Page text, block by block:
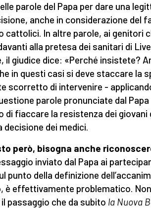
parole del Papa per dare una
anche in considerazione del
cattolici. In altre parole, ai genitori
alla pretesa dei sanitari di
il giudice dice: «Perché insistete?
in questi casi si deve staccare la
scorretto di intervenire -
parole pronunciate dal
di fiaccare la resistenza dei
decisione dei medici.
però, bisogna anche
inviato dal Papa ai
punto della definizione
è effettivamente problematico.
passaggio che da subito la Nuova